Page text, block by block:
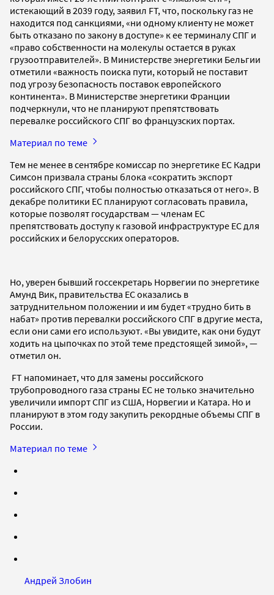
истекающий в 2039 году, заявил FT, что, поскольку газ не
находится под санкциями, «ни одному клиенту не может
быть отказано по закону в доступе» к ее терминалу СПГ и
«право собственности на молекулы остается в руках
грузоотправителей». В Министерстве энергетики Бельгии
отметили «важность поиска пути, который не поставит
под угрозу безопасность поставок европейского
континента». В Министерстве энергетики Франции
подчеркнули, что не планируют препятствовать
перевалке российского СПГ во французских портах.
Материал по теме
Тем не менее в сентябре комиссар по энергетике ЕС Кадри
Симсон призвала страны блока «сократить экспорт
российского СПГ, чтобы полностью отказаться от него». В
декабре политики ЕС планируют согласовать правила,
которые позволят государствам — членам ЕС
препятствовать доступу к газовой инфраструктуре ЕС для
российских и белорусских операторов.
Но, уверен бывший госсекретарь Норвегии по энергетике
Амунд Вик, правительства ЕС оказались в
затруднительном положении и им будет «трудно бить в
набат» против перевалки российского СПГ в другие места,
если они сами его используют. «Вы увидите, как они будут
ходить на цыпочках по этой теме предстоящей зимой», —
отметил он.
FT напоминает, что для замены российского
трубопроводного газа страны ЕС не только значительно
увеличили импорт СПГ из США, Норвегии и Катара. Но и
планируют в этом году закупить рекордные объемы СПГ в
России.
Материал по теме
Андрей Злобин